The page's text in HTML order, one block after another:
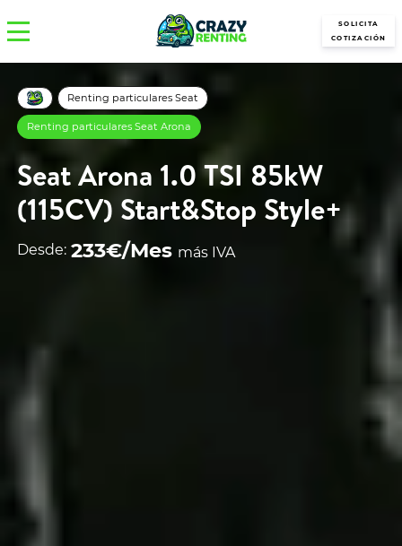
SOLICITA
COTIZACIÓN
Renting particulares Seat
Renting particulares Seat Arona
Seat Arona 1.0 TSI 85kW
(115CV) Start&Stop Style+
Desde: 233€/Mes más IVA